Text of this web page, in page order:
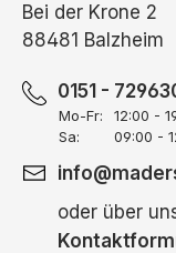
Bei der Krone 2
88481 Balzheim
0151 -
Mo-Fr:
12:00 -
Sa:
09:00 -
oder über